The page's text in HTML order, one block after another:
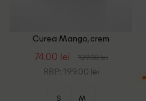
Curea Mango, crem
74.00 lei 129.00 lei
RRP: 199.00 lei
S M